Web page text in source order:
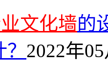
文化墙的
2022年